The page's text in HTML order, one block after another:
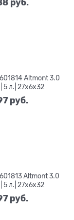
руб.
Altmont 3.0
| 5 л.| 27x6x32
руб.
Altmont 3.0
| 5 л.| 27x6x32
руб.